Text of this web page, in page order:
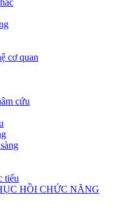
cơ quan
cứu
tiểu
HỒI CHỨC NĂNG